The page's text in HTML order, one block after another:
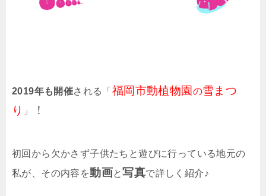
2019年も開催される「 福岡市動植物園 の雪まつ
り 」 ！
初回から欠かさず子供たちと遊びに行っている地元の
私が、その内容を動画と写真で詳しく紹介♪